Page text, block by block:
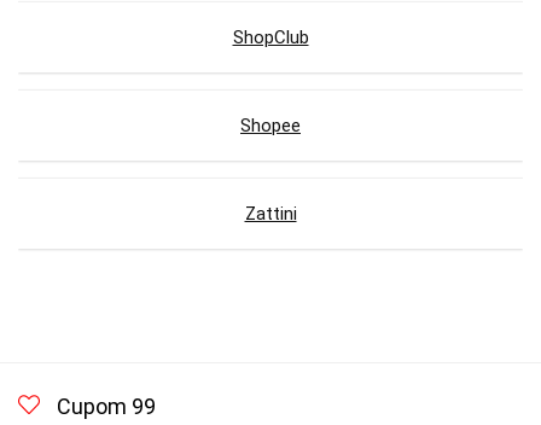
ShopClub
Shopee
Zattini
Cupom 99